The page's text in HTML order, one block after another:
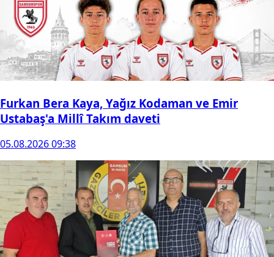
Furkan Bera Kaya, Yağız Kodaman ve Emir
Ustabaş'a Millî Takım daveti
05.08.2026 09:38